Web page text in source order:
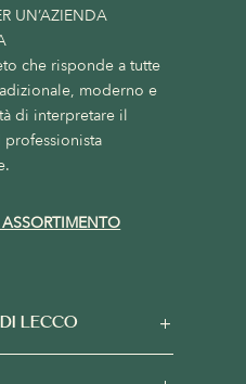
UN’AZIENDA
che risponde a tutte
moderno e
di interpretare il
professionista
LECCO